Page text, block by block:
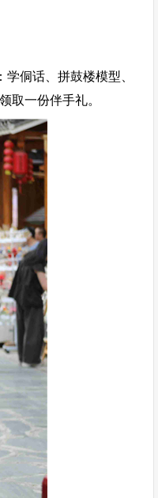
侗话、拼鼓楼模型、
取一份伴手礼。